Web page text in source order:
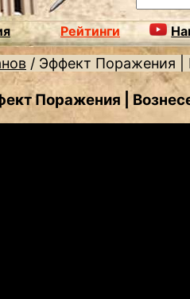
Рейтинги
/ Эффект Поражения |
Поражения |